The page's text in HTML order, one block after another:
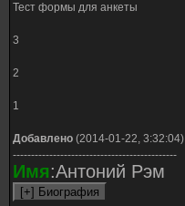
Тест формы для анкеты
3
2
1
Добавлено (2014-01-22, 3:32:04)
---------------------------------------------
Имя:Антоний Рэм